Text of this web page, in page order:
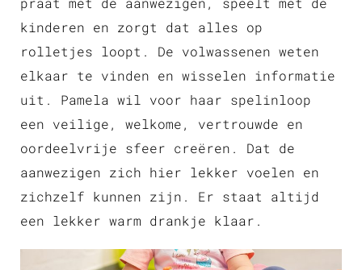
kinderen en zorgt dat alles op
rolletjes loopt. De volwassenen weten
elkaar te vinden en wisselen informatie
uit. Pamela wil voor haar spelinloop
een veilige, welkome, vertrouwde en
oordeelvrije sfeer creëren. Dat de
aanwezigen zich hier lekker voelen en
zichzelf kunnen zijn. Er staat altijd
een lekker warm drankje klaar.